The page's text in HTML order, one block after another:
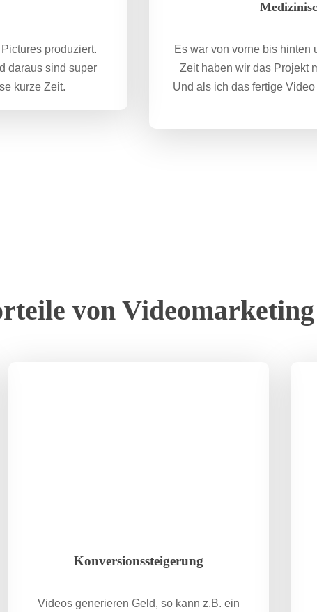
produziert.
daraus sind super
kurze Zeit.
Es war von vorne bis hinten
Zeit haben wir das Projekt
Und als ich das fertige
von Videomarketing
Konversionssteigerung
Videos generieren Geld, so kann z.B. ein